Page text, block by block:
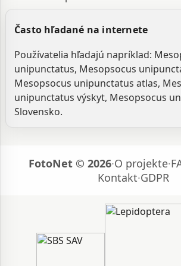
Často hľadané na internete
Používatelia hľadajú napríklad:
unipunctatus, Mesopsocus
Mesopsocus unipunctatus atlas,
unipunctatus výskyt, Mesopsocus
Slovensko.
FotoNet © 2026·O projekte·
Kontakt·GDPR